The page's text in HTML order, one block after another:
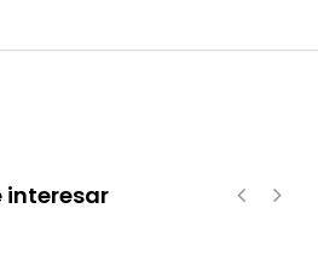
interesar